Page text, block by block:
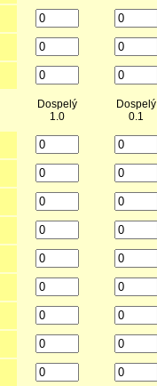
Dospelý
1.0
Dospelý
0.1